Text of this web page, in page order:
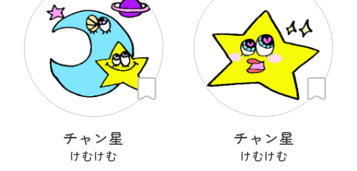
チャン星
けむけむ
チャン星
けむけむ